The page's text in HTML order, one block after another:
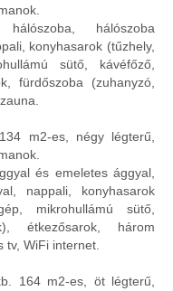
hálószoba
konyhasarok (tűzhely,
sütő, kávéfőző,
fürdőszoba (zuhanyzó,
m2-es, négy légterű,
és emeletes ággyal,
nappali, konyhasarok
mikrohullámú sütő,
étkezősarok, három
WiFi internet.
164 m2-es, öt légterű,